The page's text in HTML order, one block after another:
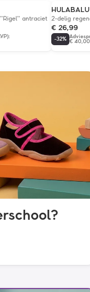
"Rigel" antraciet
:
HULABALU
2-delig
€ 26,99
-32% € 40,00